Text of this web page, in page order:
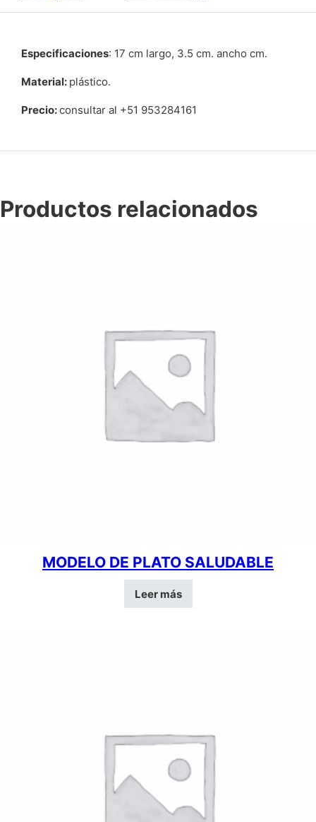
Especificaciones: 17 cm largo, 3.5 cm. ancho cm.
Material: plástico.
Precio:consultar al +51 953284161
Productos relacionados
MODELO DE PLATO SALUDABLE
Leer más